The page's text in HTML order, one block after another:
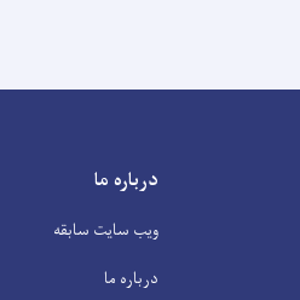
درباره ما
ویب سایت سابقه
درباره ما